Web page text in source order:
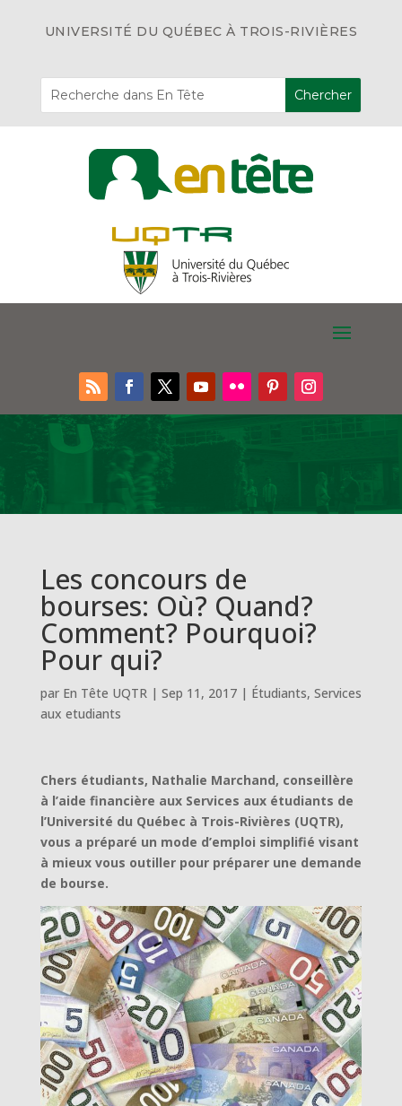
UNIVERSITÉ DU QUÉBEC À TROIS-RIVIÈRES
Les concours de
bourses: Où? Quand?
Comment? Pourquoi?
Pour qui?
par En Tête UQTR| Sep 11, 2017| Étudiants, Services
aux etudiants
Chers étudiants, Nathalie Marchand, conseillère
à l’aide financière aux Services aux étudiants de
l’Université du Québec à Trois-Rivières (UQTR),
vous a préparé un mode d’emploi simplifié visant
à mieux vous outiller pour préparer une demande
de bourse.